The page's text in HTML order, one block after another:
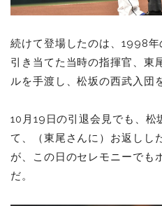
続けて登場したのは、1998
引き当てた当時の指揮官、東
ルを手渡し、松坂の西武入団
10月19日の引退会見でも、松
て、（東尾さんに）お返しし
が、この日のセレモニーでも
だ。